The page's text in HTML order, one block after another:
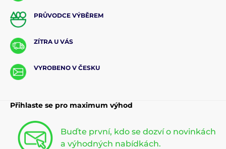
PRŮVODCE VÝBĚREM
ZÍTRA U VÁS
VYROBENO V ČESKU
Přihlaste se pro maximum výhod
Buďte první, kdo se dozví o novinkách
a výhodných nabídkách.